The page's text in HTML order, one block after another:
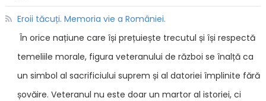
Eroii tăcuți. Memoria vie a României.
În orice națiune care își prețuiește trecutul și își respectă
temeliile morale, figura veteranului de război se înalță ca
un simbol al sacrificiului suprem și al datoriei împlinite fără
șovăire. Veteranul nu este doar un martor al istoriei, ci